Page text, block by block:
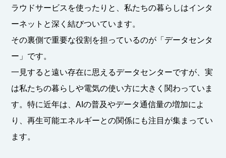
ラウドサービスを使ったりと、私たちの暮らしはインタ
ーネットと深く結びついています。
その裏側で重要な役割を担っているのが「データセンタ
ー」です。
一見すると遠い存在に思えるデータセンターですが、実
は私たちの暮らしや電気の使い方に大きく関わっていま
す。特に近年は、AIの普及やデータ通信量の増加によ
り、再生可能エネルギーとの関係にも注目が集まってい
ます。